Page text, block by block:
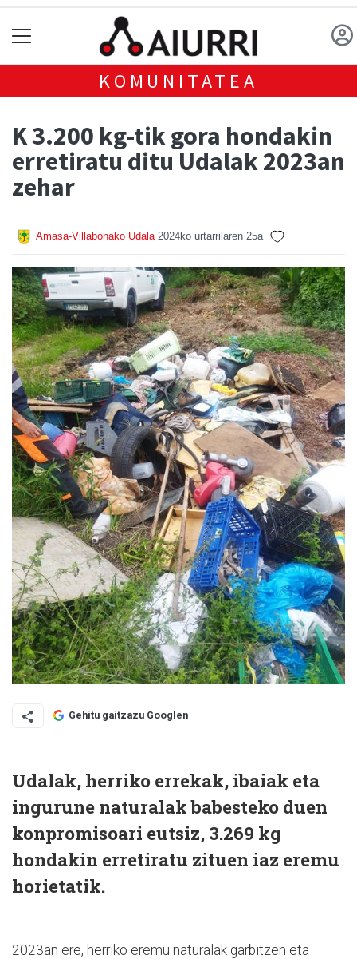
KOMUNITATEA
K 3.200 kg-tik gora hondakin
erretiratu ditu Udalak 2023an
zehar
Amasa-Villabonako Udala 2024ko urtarrilaren 25a
Gehitu gaitzazu Googlen
Udalak, herriko errekak, ibaiak eta
ingurune naturalak babesteko duen
konpromisoari eutsiz, 3.269 kg
hondakin erretiratu zituen iaz eremu
horietatik.
2023an ere, herriko eremu naturalak garbitzen eta